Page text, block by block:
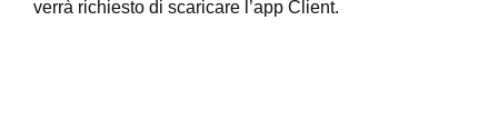
verrà richiesto di scaricare l’app Client.